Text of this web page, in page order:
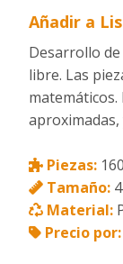
Añadir a
Desarrollo
libre. Las
matemáticos.
Piezas:
Tamaño:
Material:
Precio por: